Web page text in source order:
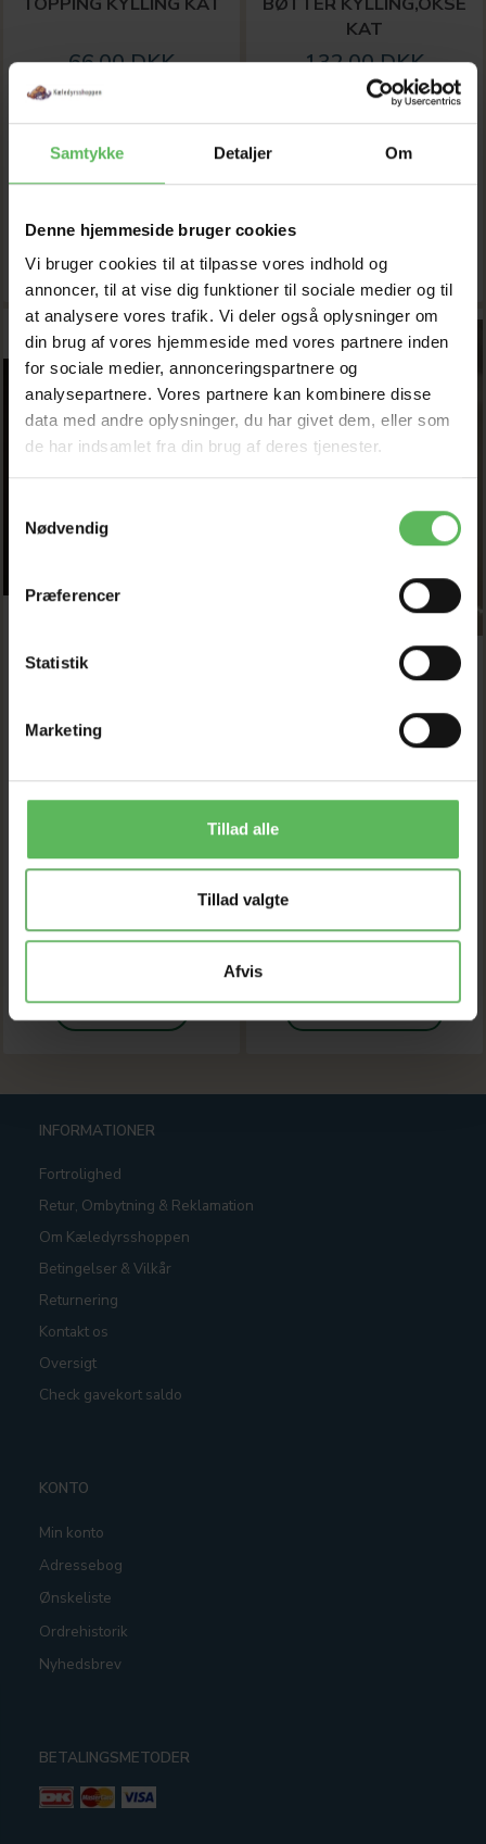
Samtykke Detaljer Om
Denne hjemmeside bruger cookies
Vi bruger cookies til at tilpasse vores indhold og
annoncer, til at vise dig funktioner til sociale medier og til
at analysere vores trafik. Vi deler også oplysninger om
din brug af vores hjemmeside med vores partnere inden
for sociale medier, annonceringspartnere og
analysepartnere. Vores partnere kan kombinere disse
data med andre oplysninger, du har givet dem, eller som
de har indsamlet fra din brug af deres tjenester.
Nødvendig
Præferencer
Statistik
Marketing
Tillad alle
Tillad valgte
Afvis
66,00 DKK
75,00 DKK
Model/varenr.: WSHOP-
LÆG I KURV
KAT
132,00 DKK
150,00 DKK
18,00 DKK
Model/varenr.: WSHOP-
LÆG I KURV
-12%
MED OKSE KAT
Tilbud udløber 08/08/2026
Model/varenr.: WSHOP-
LÆG I KURV
-12%
KÆLEDYRSSHOPPEN
KATTE FODER
Pris fra
Du sparer:4,20 DKK
Tilbud udløber 08/08/2026
Model/varenr.: WSHOP-
SE PRODUKTET
INFORMATIONER
Fortrolighed
Retur, Ombytning & Reklamation
Om Kæledyrsshoppen
Betingelser & Vilkår
Returnering
Kontakt os
Oversigt
Check gavekort saldo
KONTO
Min konto
Adressebog
Ønskeliste
Ordrehistorik
Nyhedsbrev
BETALINGSMETODER